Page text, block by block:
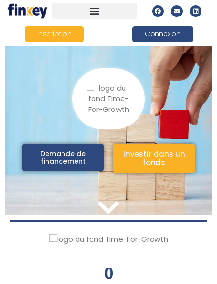
Inscription Connexion
Demande de
financement
Investir dans un
fonds
0